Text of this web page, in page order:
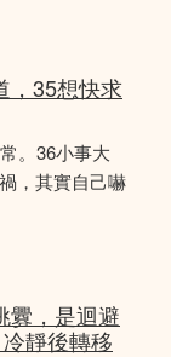
，35想快求
。36小事大
，其實自己嚇
釁，是迴避
靜後轉移